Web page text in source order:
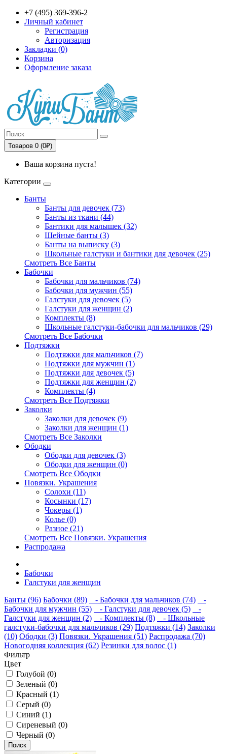
+7 (495) 369-396-2
Личный кабинет
Регистрация
Авторизация
Закладки (0)
Корзина
Оформление заказа
Товаров 0 (0₽)
Ваша корзина пуста!
Категории
Банты
Банты для девочек (73)
Банты из ткани (44)
Бантики для малышек (32)
Шейные банты (3)
Банты на выписку (3)
Школьные галстуки и бантики для девочек (25)
Смотреть Все Банты
Бабочки
Бабочки для мальчиков (74)
Бабочки для мужчин (55)
Галстуки для девочек (5)
Галстуки для женщин (2)
Комплекты (8)
Школьные галстуки-бабочки для мальчиков (29)
Смотреть Все Бабочки
Подтяжки
Подтяжки для мальчиков (7)
Подтяжки для мужчин (1)
Подтяжки для девочек (5)
Подтяжки для женщин (2)
Комплекты (4)
Смотреть Все Подтяжки
Заколки
Заколки для девочек (9)
Заколки для женщин (1)
Смотреть Все Заколки
Ободки
Ободки для девочек (3)
Ободки для женщин (0)
Смотреть Все Ободки
Повязки. Украшения
Солохи (11)
Косынки (17)
Чокеры (1)
Колье (0)
Разное (21)
Смотреть Все Повязки. Украшения
Распродажа
Бабочки
Галстуки для женщин
Банты (96) Бабочки (89) - Бабочки для мальчиков (74)
-
Бабочки для мужчин (55)
- Галстуки для девочек (5)
-
Галстуки для женщин (2)
- Комплекты (8)
- Школьные
галстуки-бабочки для мальчиков (29) Подтяжки (14) Заколки
(10) Ободки (3) Повязки. Украшения (51) Распродажа (70)
Новогодняя коллекция (62) Резинки для волос (1)
Фильтр
Цвет
Голубой (0)
Зеленый (0)
Красный (1)
Серый (0)
Синий (1)
Сиреневый (0)
Черный (0)
Поиск